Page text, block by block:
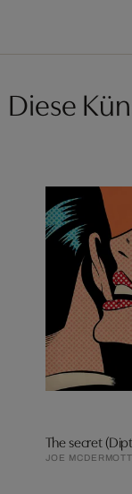
Diese
The secret
JOE MCDERMOTT